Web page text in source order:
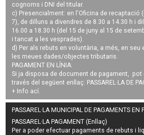
cognoms i DNI del titular.
c) Presencialment: en l'Oficina de recaptació
7), de dilluns a divendres de 8.30 a 14.30 h i
16.00 a 18.30 h (del 15 de juny al 15 de
i tancat a les vesprades).
d) Per als rebuts en voluntària, a més, en
les meues dades/objectes tributaris.
PAGAMENT EN LÍNIA:
Si ja disposa de document de pagament, pot
través del següent enllaç: PASSAREL·LA DE
+ Info ací.
PASSAREL·LA MUNICIPAL DE PAGAMENTS EN
PASSAREL·LA PAGAMENT (Enllaç)
Per a poder efectuar pagaments derebuts i